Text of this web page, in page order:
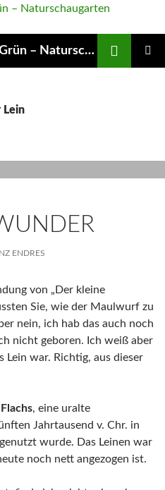
Arbeitskreis Naturnahes Grün – Naturschaugarten Lindenmühle
Lein
ENDRES
von „Der kleine
Sie, wie der Maulwurf zu
nein, ich hab das auch noch
nicht geboren. Ich weiß aber
Lein war. Richtig, aus dieser
Flachs, eine uralte
Jahrtausend v. Chr. in
wurde. Das Leinen war
noch nett angezogen ist.